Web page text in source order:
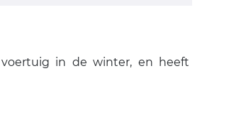
in de winter, en heeft